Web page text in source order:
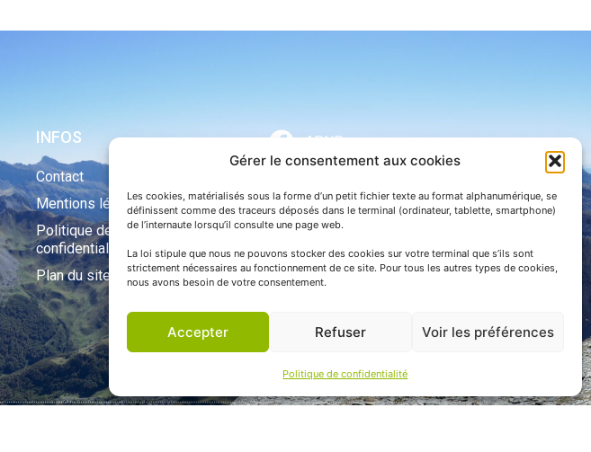
Gérer le consentement aux cookies
Les cookies, matérialisés sous la forme d’un petit fichier texte au format alphanumérique, se
définissent comme des traceurs déposés dans le terminal (ordinateur, tablette, smartphone)
de l’internaute lorsqu’il consulte une page web.
La loi stipule que nous ne pouvons stocker des cookies sur votre terminal que s’ils sont
strictement nécessaires au fonctionnement de ce site. Pour tous les autres types de cookies,
nous avons besoin de votre consentement.
Accepter Refuser Voir les préférences
Politique de confidentialité
INFOS
Contact
Mentions légales
Politique de
confidentialité
Plan du site
APNP
Parc national des Pyrénées